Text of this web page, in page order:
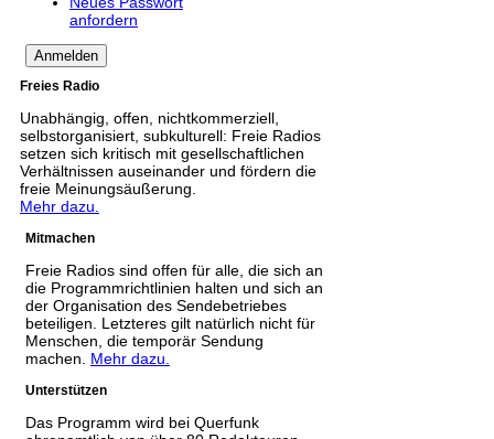
anfordern
Freies Radio
Unabhängig, offen, nichtkommerziell,
selbstorganisiert, subkulturell: Freie Radios
setzen sich kritisch mit gesellschaftlichen
Verhältnissen auseinander und fördern die
freie Meinungsäußerung.
Mehr dazu.
Mitmachen
Freie Radios sind offen für alle, die sich an
die Programmrichtlinien halten und sich an
der Organisation des Sendebetriebes
beteiligen. Letzteres gilt natürlich nicht für
Menschen, die temporär Sendung
machen. Mehr dazu.
Unterstützen
Das Programm wird bei Querfunk